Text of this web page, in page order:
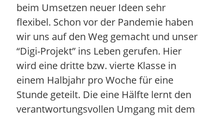
beim Umsetzen neuer Ideen sehr
flexibel. Schon vor der Pandemie haben
wir uns auf den Weg gemacht und unser
“Digi-Projekt” ins Leben gerufen. Hier
wird eine dritte bzw. vierte Klasse in
einem Halbjahr pro Woche für eine
Stunde geteilt. Die eine Hälfte lernt den
verantwortungsvollen Umgang mit dem